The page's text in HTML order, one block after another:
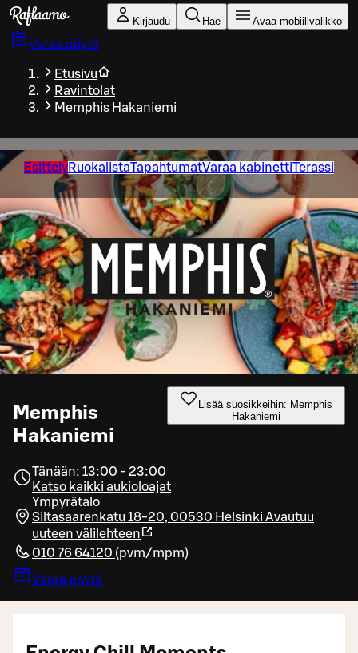
Siirry pääsisältöön
Kirjaudu Hae Avaa mobiilivalikko
Varaa pöytä
Etusivu
Ravintolat
Memphis Hakaniemi
EsittelyRuokalistaTapahtumatVaraa kabinettiTerassi
Memphis
Hakaniemi
Lisää suosikkeihin: Memphis
Hakaniemi
Tänään: 13:00 - 23:00
Katso kaikki aukioloajat
Ympyrätalo
Siltasaarenkatu 18-20, 00530 Helsinki Avautuu
uuteen välilehteen
010 76 64120 (pvm/mpm)
Varaa pöytä